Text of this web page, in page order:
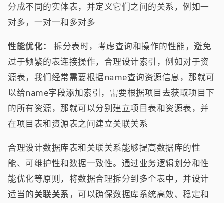
分成不同的实体表，并定义它们之间的关系，例如一
对多，一对一和多对多
性能优化：
拆分表时，考虑查询和操作的性能，避免
过于频繁的表连接操作，合理设计索引，例如对于资
源表，我们经常需要根据name查询资源信息，那就可
以给name字段添加索引，需要根据项目去获取项目下
的所有资源，那就可以分别建立项目表和资源表，并
在项目表和资源表之间建立关联关系
合理设计数据库表和关联关系能够提高数据库的性
能、可维护性和数据一致性。通过业务逻辑划分和性
能优化等原则，将数据合理拆分到多个表中，并设计
适当的关联关系 ，可以确保数据库系统高效、稳定和